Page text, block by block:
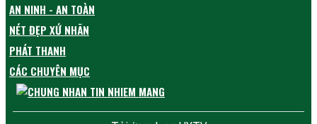
AN NINH - AN TOÀN
NÉT ĐẸP XỨ NHÃN
PHÁT THANH
CÁC CHUYÊN MỤC